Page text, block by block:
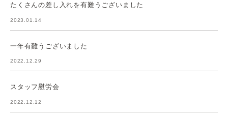
たくさんの差し入れを有難うございました
2023.01.14
一年有難うございました
2022.12.29
スタッフ慰労会
2022.12.12